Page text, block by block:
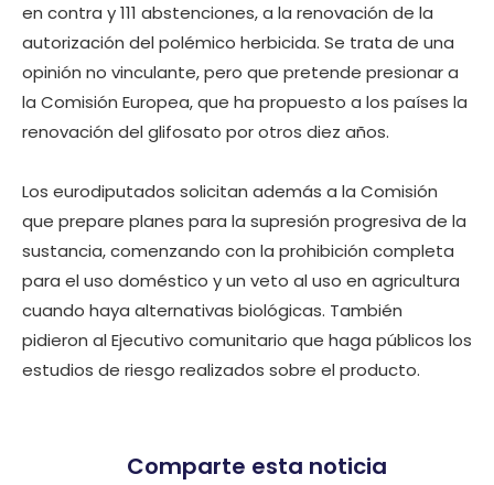
en contra y 111 abstenciones, a la renovación de la
autorización del polémico herbicida. Se trata de una
opinión no vinculante, pero que pretende presionar a
la Comisión Europea, que ha propuesto a los países la
renovación del glifosato por otros diez años.
Los eurodiputados solicitan además a la Comisión
que prepare planes para la supresión progresiva de la
sustancia, comenzando con la prohibición completa
para el uso doméstico y un veto al uso en agricultura
cuando haya alternativas biológicas. También
pidieron al Ejecutivo comunitario que haga públicos los
estudios de riesgo realizados sobre el producto.
Comparte esta noticia